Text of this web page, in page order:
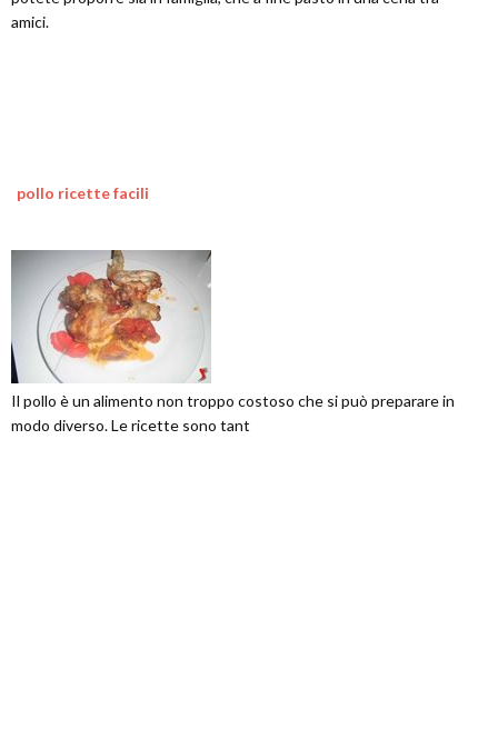
amici.
pollo ricette facili
Il pollo è un alimento non troppo costoso che si può preparare in
modo diverso. Le ricette sono tant